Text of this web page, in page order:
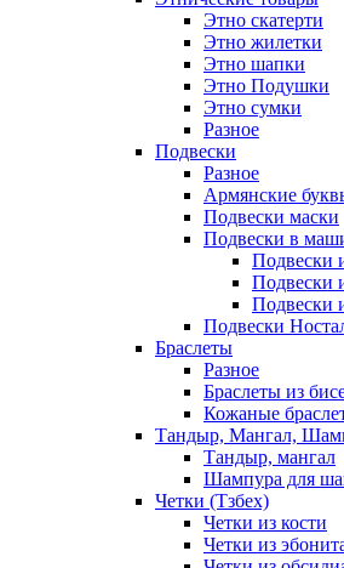
Этно скатерти
Этно жилетки
Этно шапки
Этно Подушки
Этно сумки
Разное
Подвески
Разное
Армянские
Подвески маски
Подвески в
Подвески
Подвески
Подвески
Подвески
Браслеты
Разное
Браслеты из
Кожаные
Тандыр, Мангал,
Тандыр, мангал
Шампура для
Четки (Тзбех)
Четки из кости
Четки из